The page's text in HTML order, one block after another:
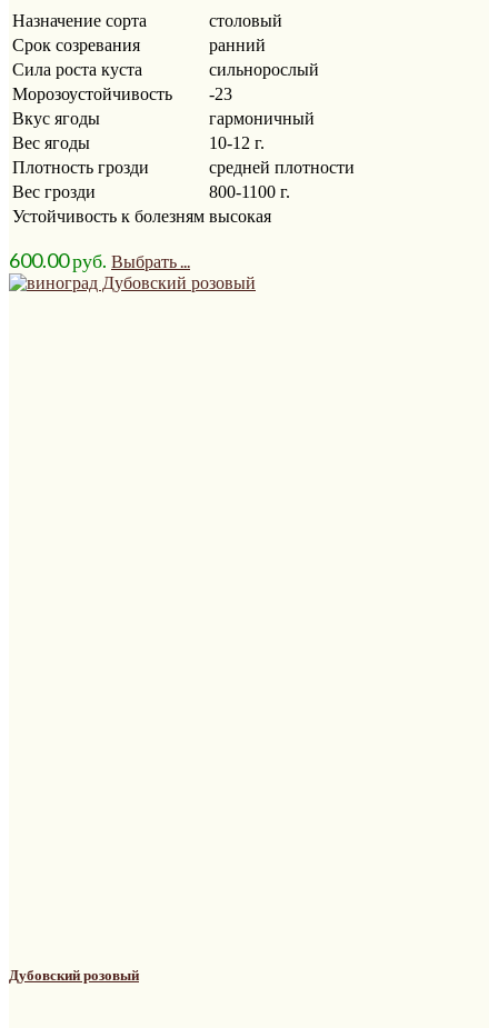
Назначение сорта
столовый
Срок созревания
ранний
Сила роста куста
сильнорослый
Морозоустойчивость
-23
Вкус ягоды
гармоничный
Вес ягоды
10-12 г.
Плотность грозди
средней плотности
Вес грозди
800-1100 г.
Устойчивость к болезням высокая
600.00руб. Выбрать ...
Дубовский розовый